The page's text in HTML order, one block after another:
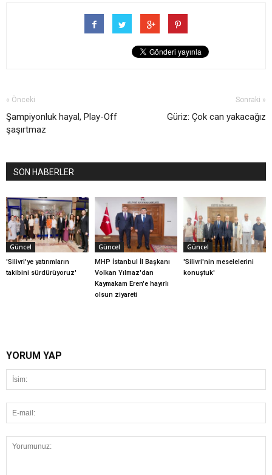
« Önceki
Şampiyonluk hayal, Play-Off
şaşırtmaz
Sonraki »
Güriz: Çok can yakacağız
SON HABERLER
Güncel
'Silivri'ye yatırımların
takibini sürdürüyoruz'
Güncel
MHP İstanbul İl Başkanı
Volkan Yılmaz'dan
Kaymakam Eren'e hayırlı
olsun ziyareti
Güncel
'Silivri'nin meselelerini
konuştuk'
YORUM YAP